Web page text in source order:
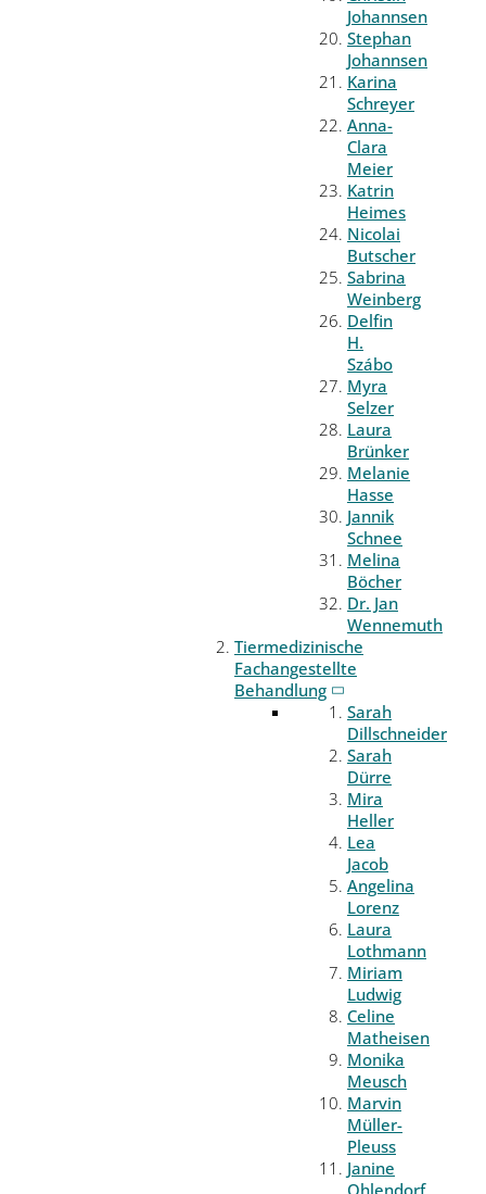
Johannsen
Stephan
Johannsen
Karina
Schreyer
Anna-
Clara
Meier
Katrin
Heimes
Nicolai
Butscher
Sabrina
Weinberg
Delfin
H.
Szábo
Myra
Selzer
Laura
Brünker
Melanie
Hasse
Jannik
Schnee
Melina
Böcher
Dr. Jan
Wennemuth
Tiermedizinische
Fachangestellte
Behandlung
Sarah
Dillschneider
Sarah
Dürre
Mira
Heller
Lea
Jacob
Angelina
Lorenz
Laura
Lothmann
Miriam
Ludwig
Celine
Matheisen
Monika
Meusch
Marvin
Müller-
Pleuss
Janine
Ohlendorf